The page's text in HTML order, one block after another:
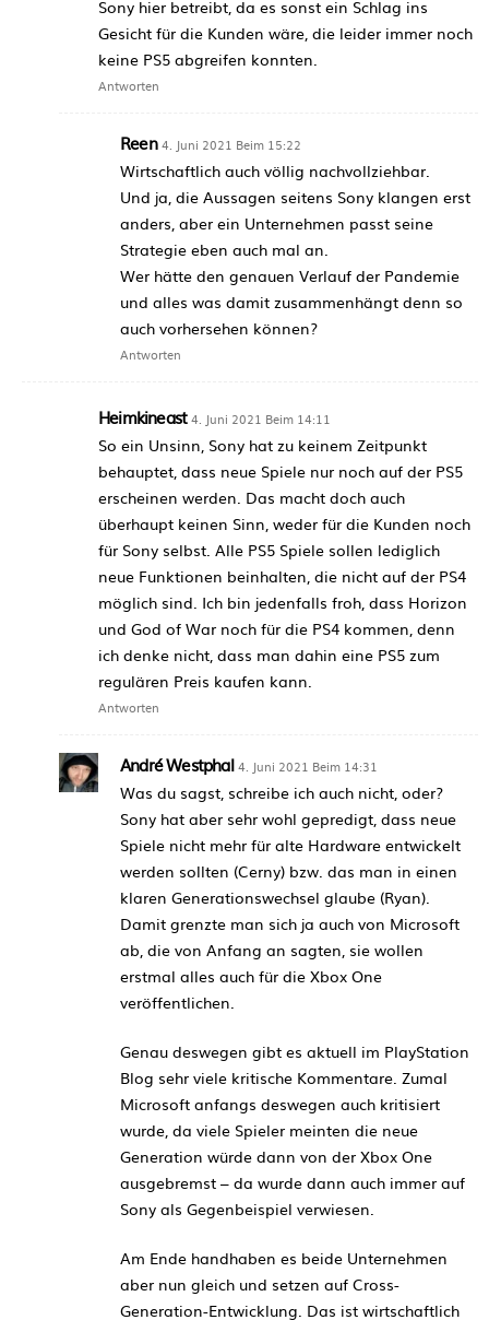
Sony hier betreibt, da es sonst ein Schlag ins
Gesicht für die Kunden wäre, die leider immer noch
keine PS5 abgreifen konnten.
Antworten
Reen 4. Juni 2021 Beim 15:22
Wirtschaftlich auch völlig nachvollziehbar.
Und ja, die Aussagen seitens Sony klangen erst
anders, aber ein Unternehmen passt seine
Strategie eben auch mal an.
Wer hätte den genauen Verlauf der Pandemie
und alles was damit zusammenhängt denn so
auch vorhersehen können?
Antworten
Heimkineast 4. Juni 2021 Beim 14:11
So ein Unsinn, Sony hat zu keinem Zeitpunkt
behauptet, dass neue Spiele nur noch auf der PS5
erscheinen werden. Das macht doch auch
überhaupt keinen Sinn, weder für die Kunden noch
für Sony selbst. Alle PS5 Spiele sollen lediglich
neue Funktionen beinhalten, die nicht auf der PS4
möglich sind. Ich bin jedenfalls froh, dass Horizon
und God of War noch für die PS4 kommen, denn
ich denke nicht, dass man dahin eine PS5 zum
regulären Preis kaufen kann.
Antworten
André Westphal 4. Juni 2021 Beim 14:31
Was du sagst, schreibe ich auch nicht, oder?
Sony hat aber sehr wohl gepredigt, dass neue
Spiele nicht mehr für alte Hardware entwickelt
werden sollten (Cerny) bzw. das man in einen
klaren Generationswechsel glaube (Ryan).
Damit grenzte man sich ja auch von Microsoft
ab, die von Anfang an sagten, sie wollen
erstmal alles auch für die Xbox One
veröffentlichen.
Genau deswegen gibt es aktuell im PlayStation
Blog sehr viele kritische Kommentare. Zumal
Microsoft anfangs deswegen auch kritisiert
wurde, da viele Spieler meinten die neue
Generation würde dann von der Xbox One
ausgebremst – da wurde dann auch immer auf
Sony als Gegenbeispiel verwiesen.
Am Ende handhaben es beide Unternehmen
aber nun gleich und setzen auf Cross-
Generation-Entwicklung. Das ist wirtschaftlich